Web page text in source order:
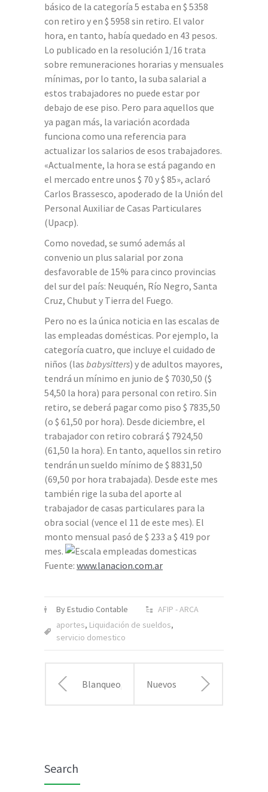
básico de la categoría 5 estaba en $ 5358
con retiro y en $ 5958 sin retiro. El valor
hora, en tanto, había quedado en 43 pesos.
Lo publicado en la resolución 1/16 trata
sobre remuneraciones horarias y mensuales
mínimas, por lo tanto, la suba salarial a
estos trabajadores no puede estar por
debajo de ese piso. Pero para aquellos que
ya pagan más, la variación acordada
funciona como una referencia para
actualizar los salarios de esos trabajadores.
«Actualmente, la hora se está pagando en
el mercado entre unos $ 70 y $ 85», aclaró
Carlos Brassesco, apoderado de la Unión del
Personal Auxiliar de Casas Particulares
(Upacp).
Como novedad, se sumó además al
convenio un plus salarial por zona
desfavorable de 15% para cinco provincias
del sur del país: Neuquén, Río Negro, Santa
Cruz, Chubut y Tierra del Fuego.
Pero no es la única noticia en las escalas de
las empleadas domésticas. Por ejemplo, la
categoría cuatro, que incluye el cuidado de
niños (las babysitters) y de adultos mayores,
tendrá un mínimo en junio de $ 7030,50 ($
54,50 la hora) para personal con retiro. Sin
retiro, se deberá pagar como piso $ 7835,50
(o $ 61,50 por hora). Desde diciembre, el
trabajador con retiro cobrará $ 7924,50
(61,50 la hora). En tanto, aquellos sin retiro
tendrán un sueldo mínimo de $ 8831,50
(69,50 por hora trabajada). Desde este mes
también rige la suba del aporte al
trabajador de casas particulares para la
obra social (vence el 11 de este mes). El
monto mensual pasó de $ 233 a $ 419 por
mes.
Fuente: www.lanacion.com.ar
By Estudio Contable
AFIP - ARCA
aportes, Liquidación de sueldos,
servicio domestico
Blanqueo, Nuevos
Search